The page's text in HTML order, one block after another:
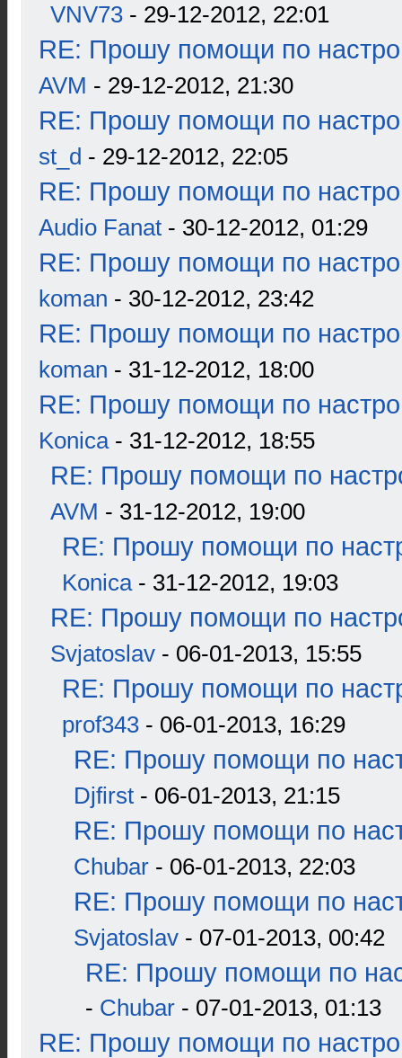
VNV73 - 29-12-2012, 22:01
RE: Прошу помощи по
AVM - 29-12-2012, 21:30
RE: Прошу помощи по
st_d - 29-12-2012, 22:05
RE: Прошу помощи по
Audio Fanat - 30-12-2012, 01:29
RE: Прошу помощи по
koman - 30-12-2012, 23:42
RE: Прошу помощи по
koman - 31-12-2012, 18:00
RE: Прошу помощи по
Konica- 31-12-2012, 18:55
RE: Прошу помощи по
AVM - 31-12-2012, 19:00
RE: Прошу помощи по
Konica- 31-12-2012, 19:03
RE: Прошу помощи по
Svjatoslav - 06-01-2013, 15:55
RE: Прошу помощи по
prof343 - 06-01-2013, 16:29
RE: Прошу помощи по
Djfirst - 06-01-2013, 21:15
RE: Прошу помощи по
Chubar - 06-01-2013, 22:03
RE: Прошу помощи по
Svjatoslav - 07-01-2013, 00:42
RE: Прошу помощи по
- Chubar - 07-01-2013, 01:13
RE: Прошу помощи по